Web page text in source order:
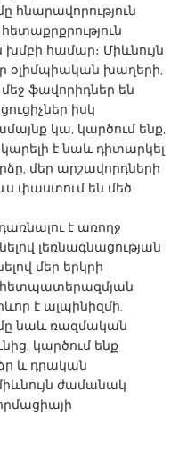
TX
MA
հնարավորություն
համար։ Միևնույն
օլիմպիական խաղերի,
ֆավորիդներ են
իսկ
կա, կարծում ենք,
է նաև դիտարկել
մեր արշավորդների
փաստում են մեծ
է առողջ
լեռնագնացության
մեր երկրի
է ալպինիզմի,
նաև ռազմական
կարծում ենք
և դրական
ժամանակ